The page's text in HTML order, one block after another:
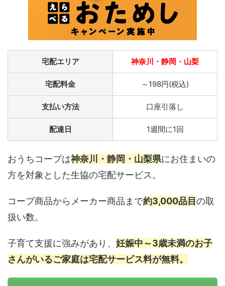
宅配エリア 神奈川・静岡・山梨
宅配料金 ～198円(税込)
支払い方法 口座引落し
配達日 1週間に1回
おうちコープは神奈川・静岡・山梨県にお住まいの
方を対象とした生協の宅配サービス。
コープ商品からメーカー商品まで約3,000品目 の取
扱い数。
子育て支援に強みがあり、 妊娠中～3歳未満のお子
さんがいるご家庭は宅配サービス料が無料。